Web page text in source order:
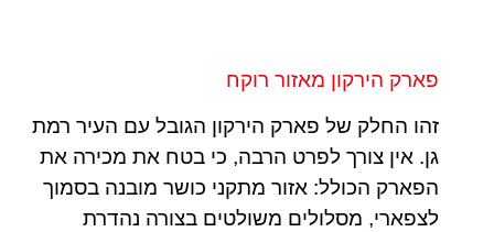
פארק הירקון מאזור רוקח
זהו החלק של פארק הירקון הגובל עם העיר רמת
גן. אין צורך לפרט הרבה, כי בטח את מכירה את
הפארק הכולל: אזור מתקני כושר מובנה בסמוך
לצפארי, מסלולים משולטים בצורה נהדרת